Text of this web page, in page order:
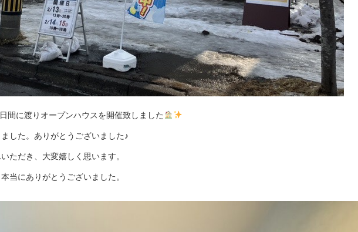
間に渡りオープンハウスを開催致しました
した。ありがとうございました♪
ただき、大変嬉しく思います。
当にありがとうございました。